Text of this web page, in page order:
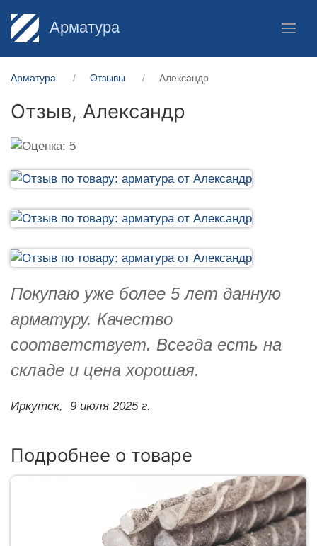
Арматура
Арматура Отзывы Александр
Отзыв, Александр
Покупаю уже более 5 лет данную
арматуру. Качество
соответствует. Всегда есть на
складе и цена хорошая.
Иркутск, 9 июля 2025 г.
Подробнее о товаре